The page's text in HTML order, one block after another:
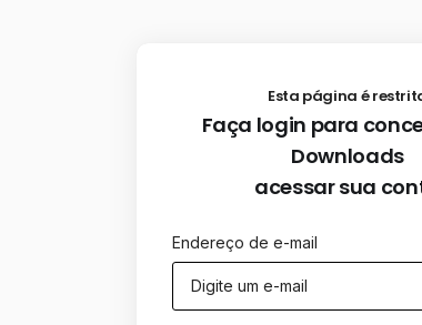
Esta página é
Faça login para
Downloads
acessar sua
Endereço de e-mail